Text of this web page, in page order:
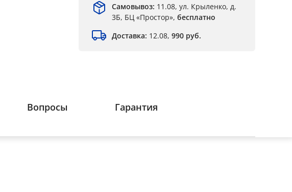
Самовывоз: 11.08, ул. Крыленко, д.
3Б, БЦ «Простор», бесплатно
Доставка: 12.08, 990 руб.
Вопросы Гарантия